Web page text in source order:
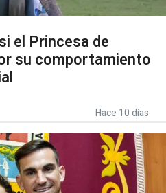
el Princesa de
su comportamiento
Hace 10 días